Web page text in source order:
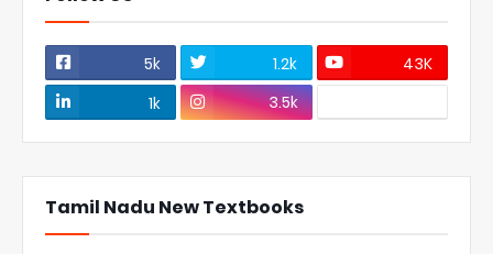
5k 1.2k
43K
1k
3.5k
Tamil Nadu New Textbooks